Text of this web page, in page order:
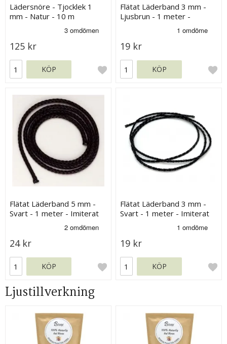
Lädersnöre - Tjocklek 1
mm - Natur - 10 m
125 kr
KÖP
Flätat Läderband 3 mm -
Ljusbrun - 1 meter -
19 kr
KÖP
Flätat Läderband 5 mm -
Svart - 1 meter - Imiterat
24 kr
KÖP
Flätat Läderband 3 mm -
Svart - 1 meter - Imiterat
19 kr
KÖP
Ljustillverkning